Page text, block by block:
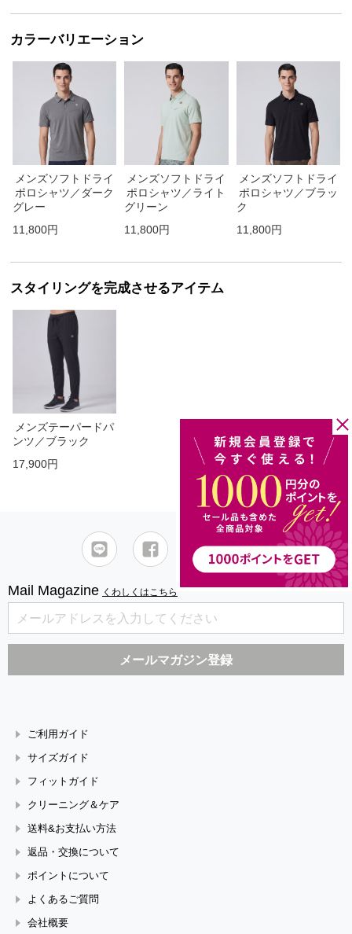
カラーバリエーション
メンズソフトドライ
ポロシャツ／ダーク
グレー
11,800円
メンズソフトドライ
ポロシャツ／ライト
グリーン
11,800円
メンズソフトドライ
ポロシャツ／ブラッ
ク
11,800円
スタイリングを完成させるアイテム
メンズテーパードパ
ンツ／ブラック
17,900円
Mail Magazine くわしくはこちら
ご利用ガイド
サイズガイド
フィットガイド
クリーニング＆ケア
送料&お支払い方法
返品・交換について
ポイントについて
よくあるご質問
会社概要